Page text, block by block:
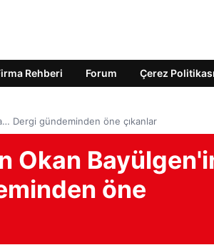
Rehberi Forum Çerez Politikası
Dergi gündeminden öne çıkanlar
Okan
öne